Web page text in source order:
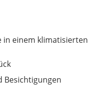
in einem klimatisierten
Besichtigungen